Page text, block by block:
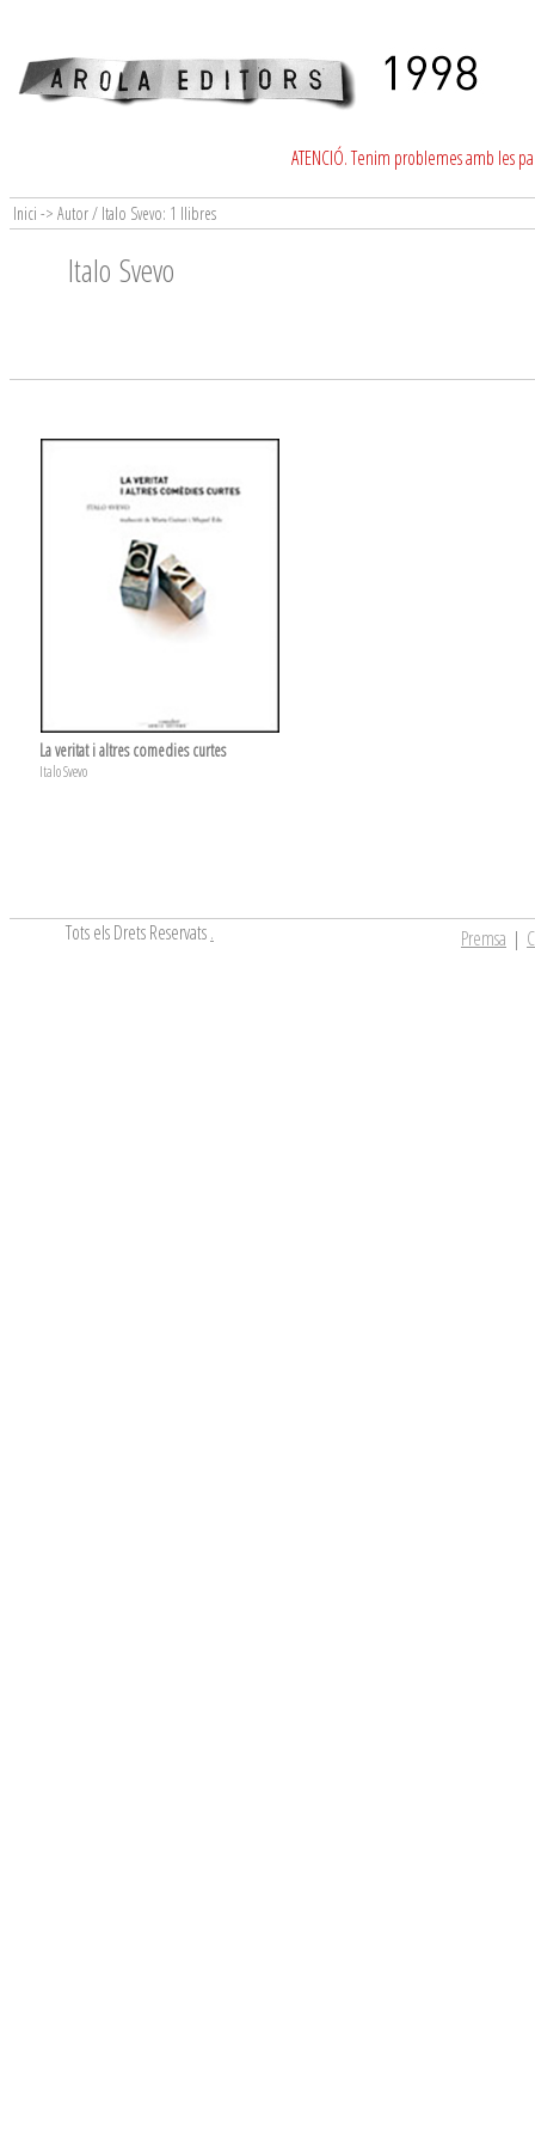
ATENCIÓ. Tenim problemes amb les
Inici -> Autor / Italo Svevo: 1 llibres
Italo Svevo
La veritat i altres comedies curtes
Italo Svevo
Tots els Drets Reservats. Premsa |